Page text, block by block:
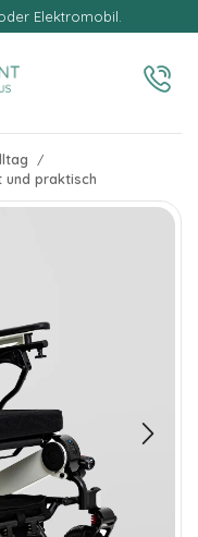
Elektromobil.
/
und praktisch